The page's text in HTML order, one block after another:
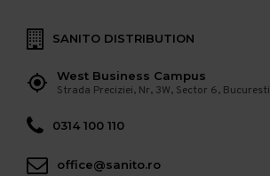
SANITO DISTRIBUTION
West Business Campus
Strada Preciziei, Nr, 3W, Sector 6, Bucuresti
0314 100 110
office@sanito.ro